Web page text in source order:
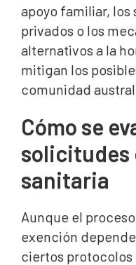
apoyo familiar,
privados o los
alternativos a la
mitigan los
comunidad
Cómo se
solicitudes
sanitaria
Aunque el
exención
ciertos